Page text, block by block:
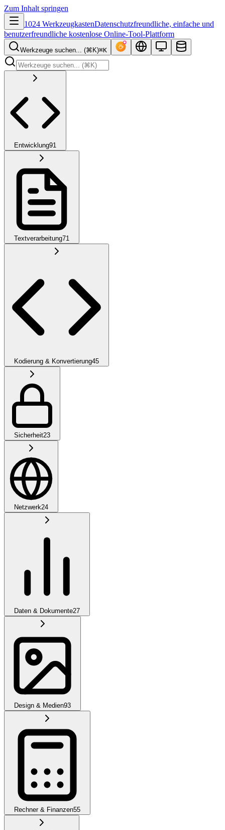
Zum Inhalt springen
1024 WerkzeugkastenDatenschutzfreundliche, einfache und
benutzerfreundliche kostenlose Online-Tool-Plattform
Werkzeuge suchen... (⌘K)⌘K
Entwicklung91
Textverarbeitung71
Kodierung & Konvertierung45
Sicherheit23
Netzwerk24
Daten & Dokumente27
Design & Medien93
Rechner & Finanzen55